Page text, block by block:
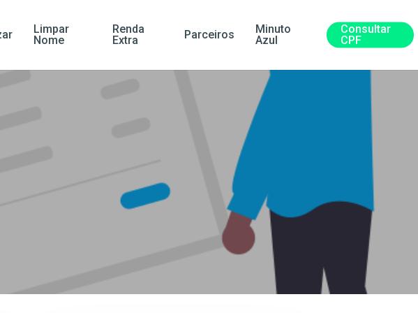
Limpar
Nome
Renda
Extra
Parceiros
Minuto
Azul
Consultar
CPF